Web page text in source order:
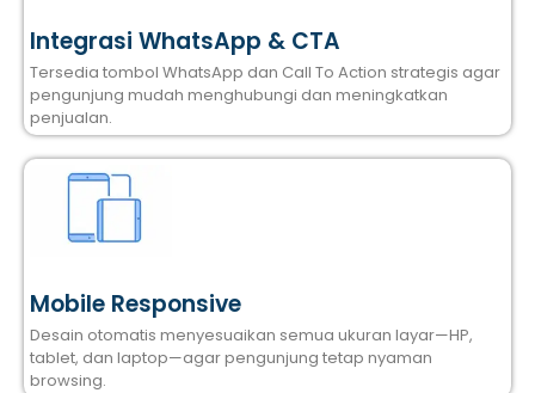
Integrasi WhatsApp & CTA
Tersedia tombol WhatsApp dan Call To Action strategis agar
pengunjung mudah menghubungi dan meningkatkan
penjualan.
Mobile Responsive
Desain otomatis menyesuaikan semua ukuran layar—HP,
tablet, dan laptop—agar pengunjung tetap nyaman
browsing.